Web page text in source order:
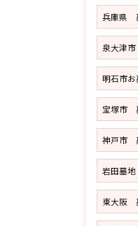
兵庫県
泉大津
明石市お
宝塚市
神戸市
岩田墓地
東大阪